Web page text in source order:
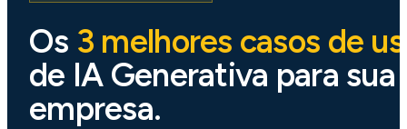
Os 3 melhores casos de
de IA Generativa para sua
empresa.